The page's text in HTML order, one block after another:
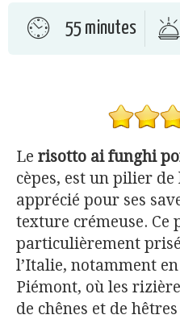
55 minutes
Le risotto ai funghi
cèpes, est un pilier de
apprécié pour ses
texture crémeuse.
particulièrement
l’Italie, notamment en
Piémont, où les
de chênes et de